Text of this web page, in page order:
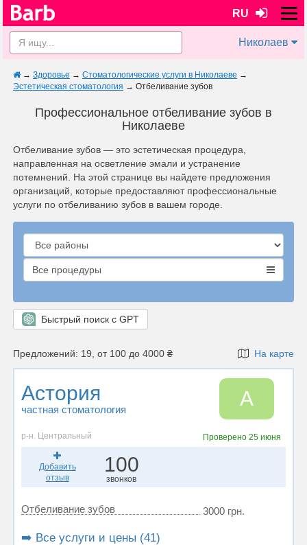
RU
Николаев
→ Здоровье → Стоматологические услуги в Николаеве →
Эстетическая стоматология → Отбеливание зубов
Профессиональное отбеливание зубов в
Николаеве
Отбеливание зубов — это эстетическая процедура,
направленная на осветление эмали и устранение
потемнений. На этой странице вы найдете предложения
организаций, которые предоставляют профессиональные
услуги по отбеливанию зубов в вашем городе.
Все процедуры
Быстрый поиск с GPT
Предложений: 19, от 100 до 4000 ₴ На карте
Астория
частная стоматология А
р-н. Центральный Проверено 25 июня
Добавить
отзыв
100
звонков
Отбеливание зубов 3000 грн.
➡️ Все услуги и цены (41)